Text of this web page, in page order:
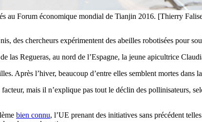
au Forum économique mondial de Tianjin 2016. [Thierry
des chercheurs expérimentent des abeilles robotisées pour
las Regueras, au nord de l’Espagne, la jeune apicultrice
Après l’hiver, beaucoup d’entre elles semblent mortes
mais il n’explique pas tout le déclin des pollinisateurs,
bien connu, l’UE prenant des initiatives sans précédent